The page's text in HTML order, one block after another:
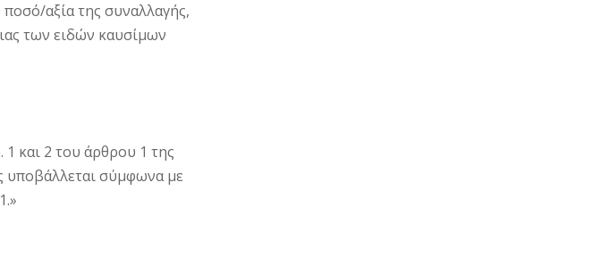
αξία της συναλλαγής,
των ειδών καυσίμων
και 2 του άρθρου 1 της
υποβάλλεται σύμφωνα με